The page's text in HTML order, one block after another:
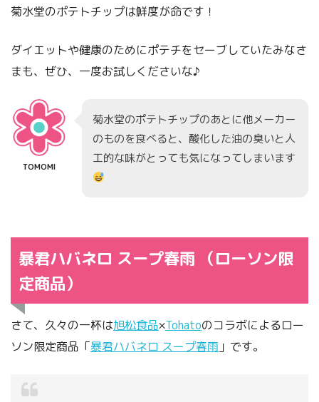
菊水堂のポテトチップは鮮度が命です！
ダイエットや健康のためにポテチをセーブしていたみなさ
まも、ぜひ、一度お試しくださいな♪
TOMOMI
菊水堂のポテトチップのあとに他メーカー
のものを食べると、酸化した油の臭いと人
工的な味がとっても気になってしまいます
暴君ハバネロ スープ春雨 （ローソン限
定商品）
さて、久々の一杯は旭松食品×Tohatoのコラボによるロー
ソン限定商品「暴君ハバネロ スープ春雨 」です。